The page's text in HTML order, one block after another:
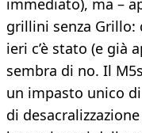
immediato), ma –
grillini senza Grillo:
ieri c’è stato (e già
sembra di no. Il
un impasto unico
di